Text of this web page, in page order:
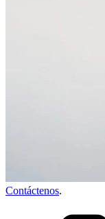
Contáctenos.